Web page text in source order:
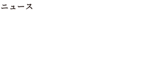
ニュース